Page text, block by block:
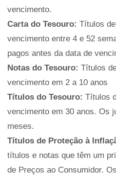
vencimento.
Carta do Tesouro: Títulos
vencimento entre 4 e 52
pagos antes da data de
Notas do Tesouro: Títulos
vencimento em 2 a 10 anos
Títulos do Tesouro: Títulos
vencimento em 30 anos. Os
meses.
Títulos de Proteção à
títulos e notas que têm um
de Preços ao Consumidor.